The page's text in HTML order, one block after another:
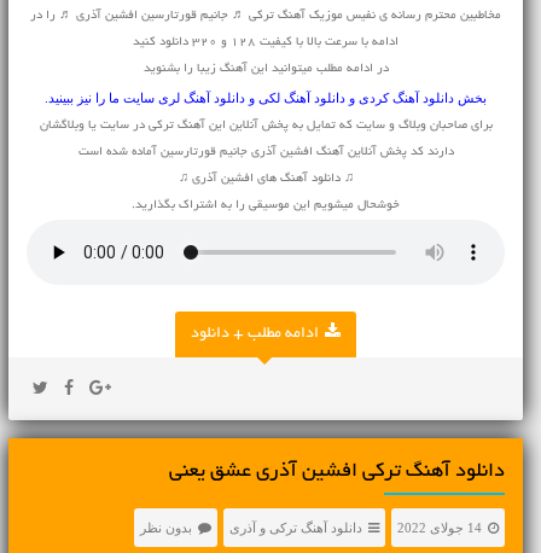
مخاطبین محترم رسانه ی نفیس موزیک آهنگ ترکی ♬ جانیم قورتارسین افشین آذری ♬ را در
ادامه با سرعت بالا با کیفیت 128 و 320 دانلود کنید
در ادامه مطلب میتوانید این آهنگ زیبا را بشنوید
بخش دانلود آهنگ کردیو دانلود آهنگ لکیو دانلود آهنگ لریسایت ما را نیز ببینید.
برای صاحبان وبلاگ و سایت که تمایل به پخش آنلاین این آهنگ ترکی در سایت یا وبلاگشان
دارند کد پخش آنلاین آهنگ افشین آذری جانیم قورتارسین آماده شده است
♫ دانلود آهنگ های افشین آذری ♫
خوشحال میشویم این موسیقی را به اشتراک بگذارید.
ادامه مطلب + دانلود
دانلود آهنگ ترکی افشین آذری عشق یعنی
14 جولای 2022 دانلود آهنگ ترکی و آذری بدون نظر